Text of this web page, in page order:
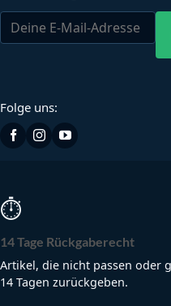
Folge uns:
⏱
14 Tage Rückgaberecht
Artikel, die nicht passen oder
14 Tagen zurückgeben.